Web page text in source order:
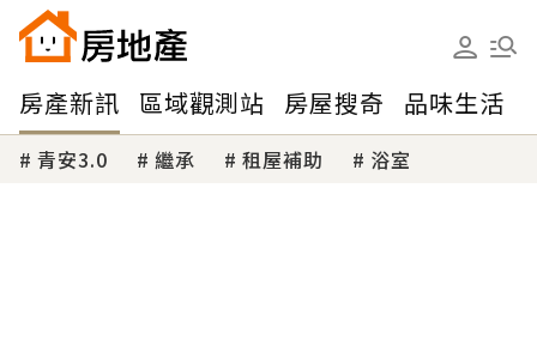
房產新訊 區域觀測站 房屋搜奇 品味生活
青安3.0 繼承 租屋補助 浴室